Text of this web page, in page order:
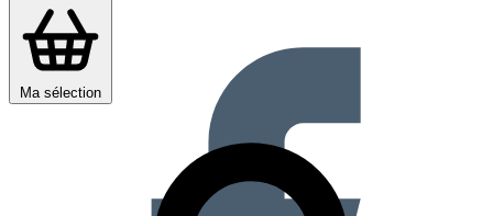
Ma sélection